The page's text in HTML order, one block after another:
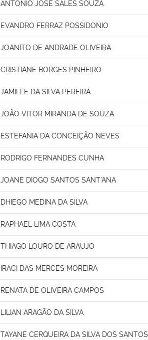
ANTONIO JOSE SALES SOUZA
EVANDRO FERRAZ POSSIDONIO
JOANITO DE ANDRADE OLIVEIRA
CRISTIANE BORGES PINHEIRO
JAMILLE DA SILVA PEREIRA
JOÃO VITOR MIRANDA DE SOUZA
ESTEFANIA DA CONCEIÇÃO NEVES
RODRIGO FERNANDES CUNHA
JOANE DIOGO SANTOS SANT'ANA
DHIEGO MEDINA DA SILVA
RAPHAEL LIMA COSTA
THIAGO LOURO DE ARAUJO
IRACI DAS MERCES MOREIRA
RENATA DE OLIVEIRA CAMPOS
LILIAN ARAGÃO DA SILVA
TAYANE CERQUEIRA DA SILVA DOS SANTOS